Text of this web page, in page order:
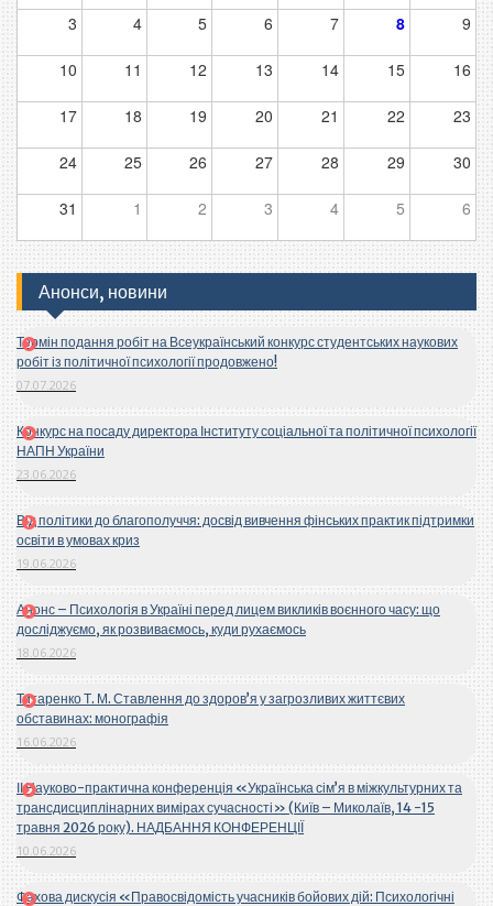
3 4 5 6 7 8 9
10 11 12 13 14 15 16
17 18 19 20 21 22 23
24 25 26 27 28 29 30
31 1 2 3 4 5 6
Анонси, новини
Термін подання робіт на Всеукраїнський конкурс студентських наукових
робіт із політичної психології продовжено!
07.07.2026
Конкурс на посаду директора Інституту соціальної та політичної психології
НАПН України
23.06.2026
Від політики до благополуччя: досвід вивчення фінських практик підтримки
освіти в умовах криз
19.06.2026
Анонс – Психологія в Україні перед лицем викликів воєнного часу: що
досліджуємо, як розвиваємось, куди рухаємось
18.06.2026
Титаренко Т. М. Ставлення до здоров’я у загрозливих життєвих
обставинах: монографія
16.06.2026
ІІ Науково-практична конференція «Українська сім’я в міжкультурних та
трансдисциплінарних вимірах сучасності» (Київ – Миколаїв, 14 -15
травня 2026 року). НАДБАННЯ КОНФЕРЕНЦІЇ
10.06.2026
Фахова дискусія «Правосвідомість учасників бойових дій: Психологічні